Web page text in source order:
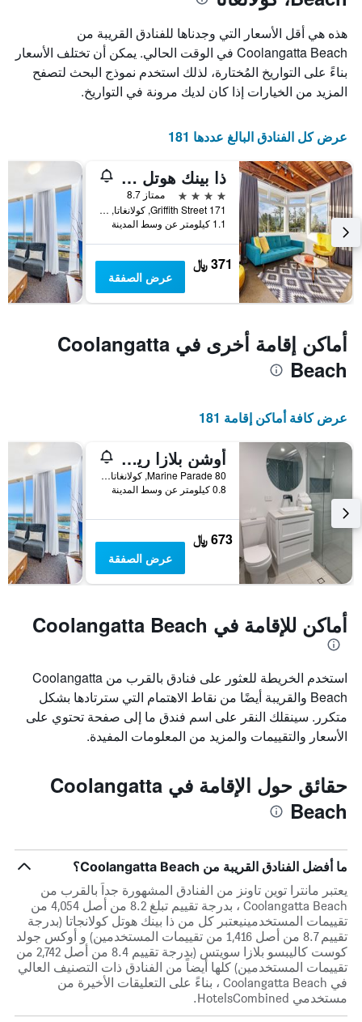
هذه هي أقل الأسعار التي وجدناها للفنادق القريبة من
Coolangatta Beach في الوقت الحالي. يمكن أن تختلف الأسعار
بناءً على التواريخ المُختارة، لذلك استخدم نموذج البحث لتصفح
المزيد من الخيارات إذا كان لديك مرونة في التواريخ.
عرض كل الفنادق البالغ عددها 181
ذا بينك هوتل كولانجاتا
4 نجوم
ممتاز 8.7
171 Griffith Street, كولانغاتا, QLD, أستراليا
1.1 كيلومتر عن وسط المدينة
371 ﷼
عرض الصفقة
أماكن إقامة أخرى في Coolangatta
Beach
عرض كافة أماكن إقامة 181
أوشن بلازا ريزورت
80 Marine Parade, كولانغاتا, QLD, أستراليا
0.8 كيلومتر عن وسط المدينة
673 ﷼
عرض الصفقة
أماكن للإقامة في Coolangatta Beach
استخدم الخريطة للعثور على فنادق بالقرب من Coolangatta
Beach والقريبة أيضًا من نقاط الاهتمام التي سترتادها بشكل
متكرر. سينقلك النقر على اسم فندق ما إلى صفحة تحتوي على
الأسعار والتقييمات والمزيد من المعلومات المفيدة.
حقائق حول الإقامة في Coolangatta
Beach
ما أفضل الفنادق القريبة من Coolangatta Beach؟
يعتبر مانترا توين تاونز من الفنادق المشهورة جداً بالقرب من
Coolangatta Beach ، بدرجة تقييم تبلغ 8.2 من أصل 4,054 من
تقييمات المستخدمينيعتبر كل من ذا بينك هوتل كولانجاتا (بدرجة
تقييم 8.7 من أصل 1,416 من تقييمات المستخدمين) و أوكس جولد
كوست كاليبسو بلازا سويتس (بدرجة تقييم 8.4 من أصل 2,742 من
تقييمات المستخدمين) كلها أيضاً من الفنادق ذات التصنيف العالي
في Coolangatta Beach ، بناءً على التعليقات الأخيرة من
مستخدمي HotelsCombined.